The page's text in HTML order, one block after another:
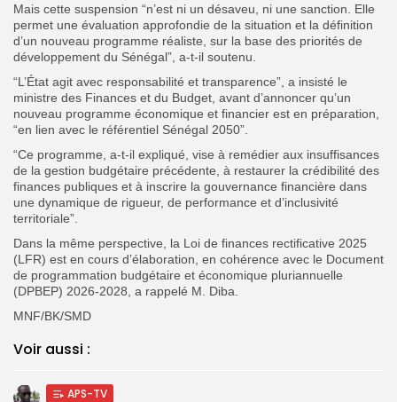
Mais cette suspension “n’est ni un désaveu, ni une sanction. Elle
permet une évaluation approfondie de la situation et la définition
d’un nouveau programme réaliste, sur la base des priorités de
développement du Sénégal”, a-t-il soutenu.
“L’État agit avec responsabilité et transparence”, a insisté le
ministre des Finances et du Budget, avant d’annoncer qu’un
nouveau programme économique et financier est en préparation,
“en lien avec le référentiel Sénégal 2050”.
“Ce programme, a-t-il expliqué, vise à remédier aux insuffisances
de la gestion budgétaire précédente, à restaurer la crédibilité des
finances publiques et à inscrire la gouvernance financière dans
une dynamique de rigueur, de performance et d’inclusivité
territoriale”.
Dans la même perspective, la Loi de finances rectificative 2025
(LFR) est en cours d’élaboration, en cohérence avec le Document
de programmation budgétaire et économique pluriannuelle
(DPBEP) 2026-2028, a rappelé M. Diba.
MNF/BK/SMD
Voir aussi :
APS-TV